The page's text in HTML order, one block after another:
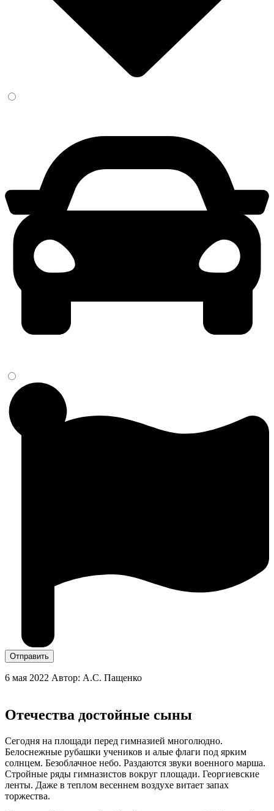
Отправить
6 мая 2022 Автор: А.С. Пащенко
Отечества достойные сыны
Сегодня на площади перед гимназией многолюдно.
Белоснежные рубашки учеников и алые флаги под ярким
солнцем. Безоблачное небо. Раздаются звуки военного марша.
Стройные ряды гимназистов вокруг площади. Георгиевские
ленты. Даже в теплом весеннем воздухе витает запах
торжества.